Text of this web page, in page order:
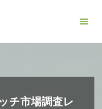
チ市場調査レ